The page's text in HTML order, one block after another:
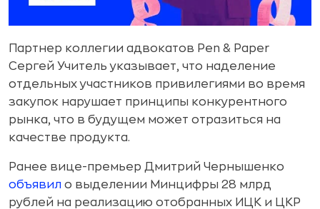
Партнер коллегии адвокатов Pen & Paper
Сергей Учитель указывает, что наделение
отдельных участников привилегиями во время
закупок нарушает принципы конкурентного
рынка, что в будущем может отразиться на
качестве продукта.
Ранее вице-премьер Дмитрий Чернышенко
объявил о выделении Минцифры 28 млрд
рублей на реализацию отобранных ИЦК и ЦКР